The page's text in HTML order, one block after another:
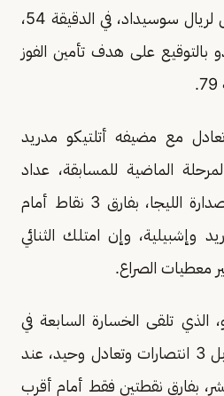
أليكسندر إيساك التسجيل لريال سوسيداد، في الدقيقة 54،
بالتوقيع على هدف تأمين الفوز
مع مضيفه أتلتيكو مدريد
الماضية للمسابقة، عداد
النقاط إلى الرقم 24 في صدارة الليجا، بفارق 3 نقاط أمام
وإشبيلية، وإن امتلك الثنائي
معطيات الصراع.
الذي تلقى الخسارة السابعة في
البطولة هذا الموسم، مقابل 3 انتصارات وتعادل وحيد، عند
عشر، بفارق نقطتين فقط أمام أقرب